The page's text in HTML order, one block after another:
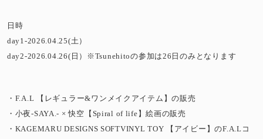
日時
day1-2026.04.25(土）
day2-2026.04.26(日）※Tsunehitoの参加は26日のみとなります
・F.A.L 【レギュラー&ワンメイクアイテム】の販売
・小夜-SAYA.- × 快空【Spiral of life】絵画の販売
・KAGEMARU DESIGNS SOFTVINYL TOY 【アイビー】のF.A.Lコ